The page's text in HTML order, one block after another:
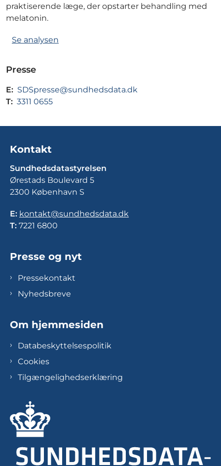
praktiserende læge, der opstarter behandling med
melatonin.
Se analysen
Presse
E: SDSpresse@sundhedsdata.dk
T: 3311 0655
Kontakt
Sundhedsdatastyrelsen
Ørestads Boulevard 5
2300 København S
E: kontakt@sundhedsdata.dk
T: 7221 6800
Presse og nyt
Pressekontakt
Nyhedsbreve
Om hjemmesiden
Databeskyttelsespolitik
Cookies
Tilgængelighedserklæring